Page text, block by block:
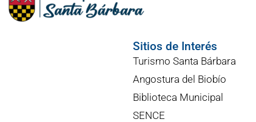
Sitios de Interés
Turismo Santa Bárbara
Angostura del Biobío
Biblioteca Municipal
SENCE